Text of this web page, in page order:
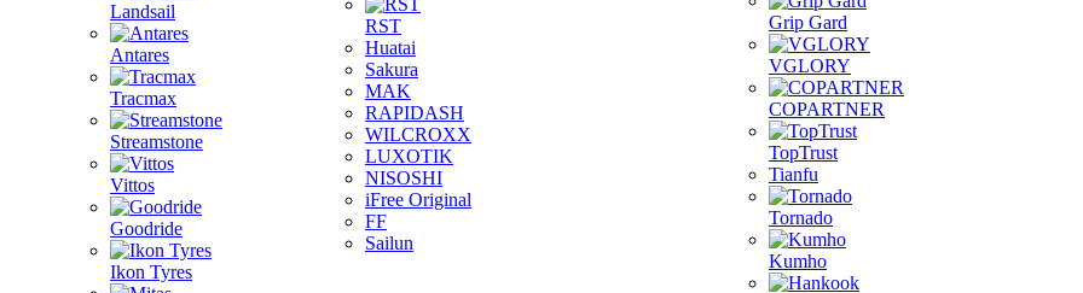
Landsail
Antares
Tracmax
Streamstone
Vittos
Goodride
Ikon Tyres
RST
Huatai
Sakura
MAK
RAPIDASH
WILCROXX
LUXOTIK
NISOSHI
iFree Original
FF
Sailun
Grip Gard
VGLORY
COPARTNER
TopTrust
Tianfu
Tornado
Kumho